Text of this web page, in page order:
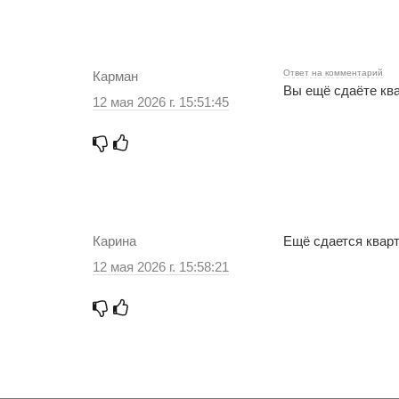
Карман
12 мая 2026 г. 15:51:45
Ответ на комментарий
Вы ещё сдаёте
Карина
12 мая 2026 г. 15:58:21
Ещё сдается